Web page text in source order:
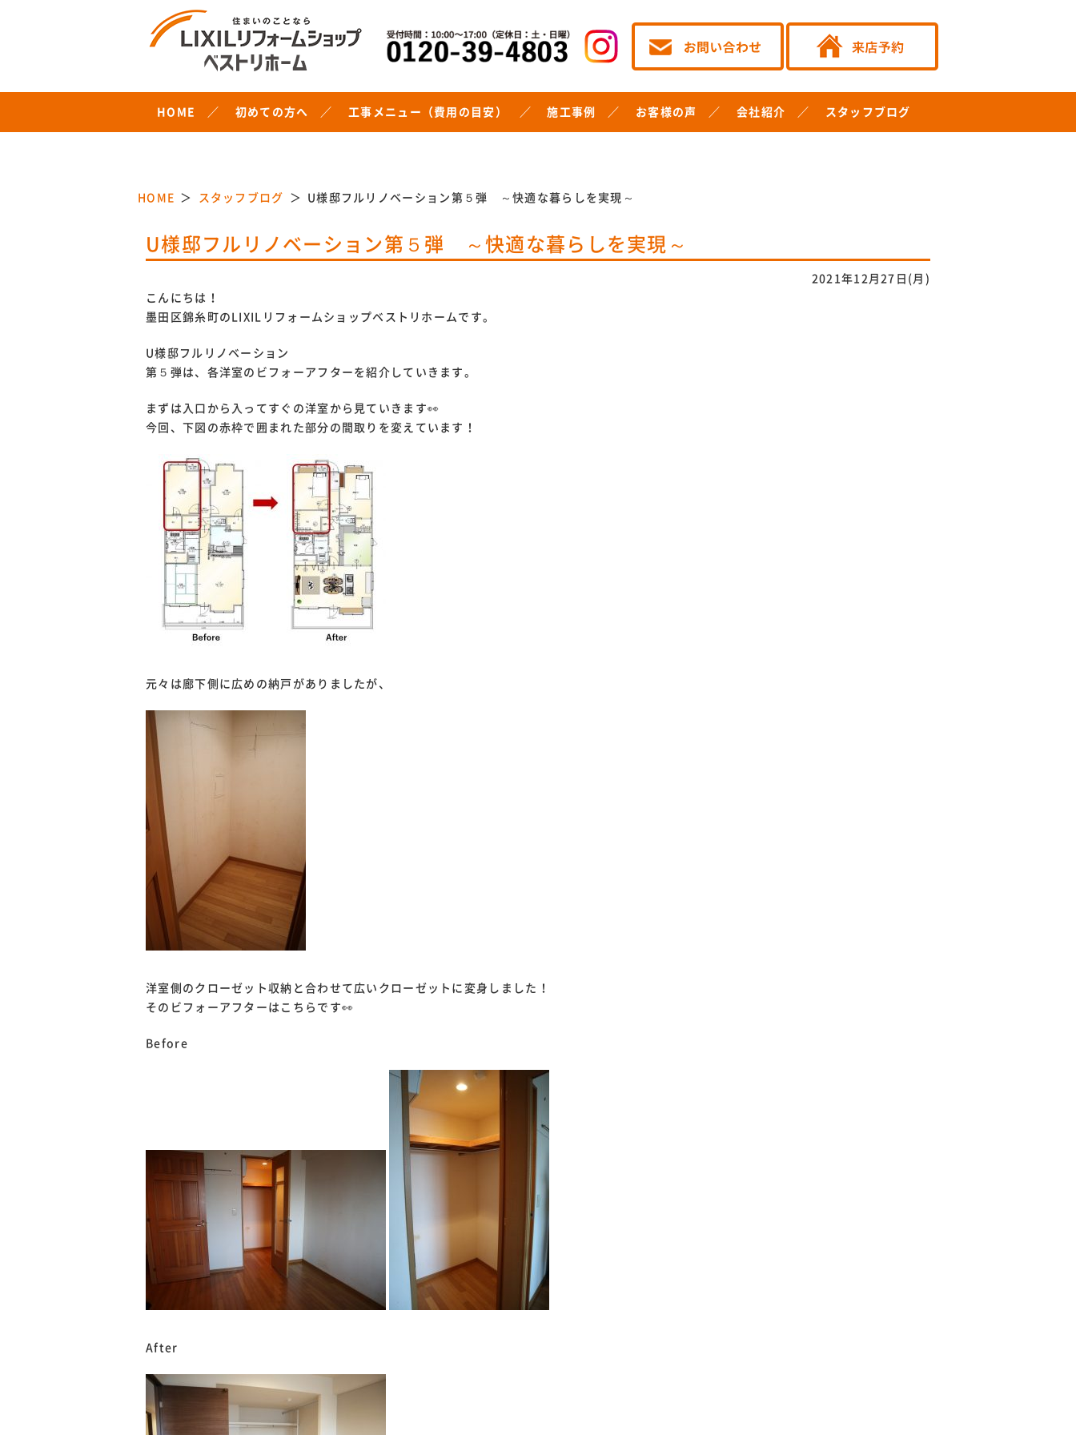
HOME 初めての方へ 工事メニュー（費用の目安） 施工事例 お客様の声 会社紹介 スタッフブログ
HOME スタッフブログ U様邸フルリノベーション第５弾 ～快適な暮らしを実現～
U様邸フルリノベーション第５弾 ～快適な暮らしを実現～
2021年12月27日(月)
こんにちは！
墨田区錦糸町のLIXILリフォームショップベストリホームです。
U様邸フルリノベーション
第５弾は、各洋室のビフォーアフターを紹介していきます。
まずは入口から入ってすぐの洋室から見ていきます👀
今回、下図の赤枠で囲まれた部分の間取りを変えています！
元々は廊下側に広めの納戸がありましたが、
洋室側のクローゼット収納と合わせて広いクローゼットに変身しました！
そのビフォーアフターはこちらです👀
Before
After